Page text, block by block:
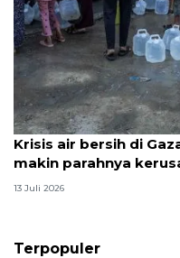
Krisis air bersih di
makin parahnya
13 Juli 2026
Terpopuler